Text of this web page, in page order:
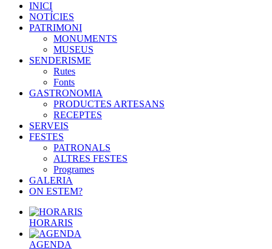
INICI
NOTÍCIES
PATRIMONI
MONUMENTS
MUSEUS
SENDERISME
Rutes
Fonts
GASTRONOMIA
PRODUCTES ARTESANS
RECEPTES
SERVEIS
FESTES
PATRONALS
ALTRES FESTES
Programes
GALERIA
ON ESTEM?
HORARIS
AGENDA